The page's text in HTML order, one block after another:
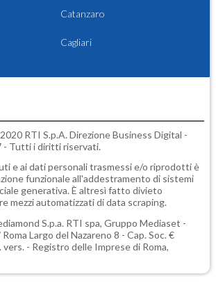
Catanzaro
Cagliari
RTI S.p.A. Direzione Business Digital -
- Tutti i diritti riservati.
e ai dati personali trasmessi e/o riprodotti è
funzionale all'addestramento di sistemi
generativa. È altresì fatto divieto
mezzi automatizzati di data scraping.
S.p.a. RTI spa, Gruppo Mediaset -
Largo del Nazareno 8 - Cap. Soc. €
- Registro delle Imprese di Roma,